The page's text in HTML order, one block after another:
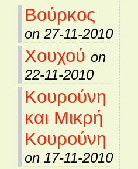
Βούρκος
on 27-11-2010
Χουχού on
22-11-2010
Κουρούνη
και Μικρή
Κουρούνη
on 17-11-2010